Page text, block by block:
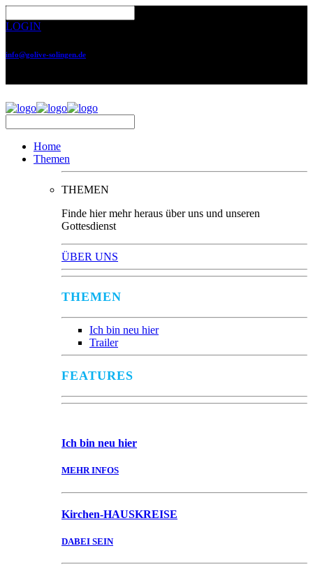
LOGIN
info@golive-solingen.de
Home
Themen
THEMEN
Finde hier mehr heraus über uns und unseren
Gottesdienst
ÜBER UNS
THEMEN
Ich bin neu hier
Trailer
FEATURES
Ich bin neu hier
MEHR INFOS
Kirchen-HAUSKREISE
DABEI SEIN